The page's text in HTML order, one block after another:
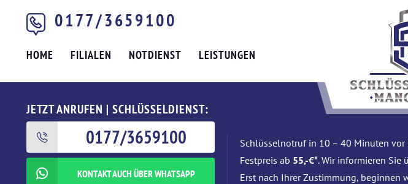
0177/3659100
HOME FILIALEN NOTDIENST LEISTUNGEN
JETZT ANRUFEN | SCHLÜSSELDIENST:
0177/3659100
KONTAKT AUCH ÜBER WHATSAPP
Schlüsselnotruf in 10 – 40 Minuten
Festpreis ab 55,-€*. Wir informieren Sie
Erst nach Ihrer Zustimmung, beginnen